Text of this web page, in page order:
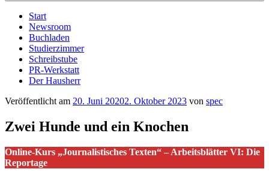
Start
Newsroom
Buchladen
Studierzimmer
Schreibstube
PR-Werkstatt
Der Hausherr
Veröffentlicht am 20. Juni 20202. Oktober 2023 von spec
Zwei Hunde und ein Knochen
Online-Kurs „Journalistisches Texten“ – Arbeitsblätter VI: Die
Reportage